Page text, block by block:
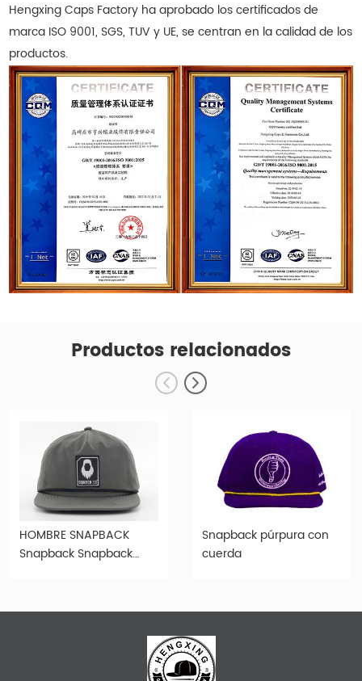
Hengxing Caps Factory ha aprobado los certificados de
marca ISO 9001, SGS, TUV y UE, se centran en la calidad de los
productos.
Productos relacionados
HOMBRE SNAPBACK
Snapback Snapback
Snapback púrpura con
cuerda